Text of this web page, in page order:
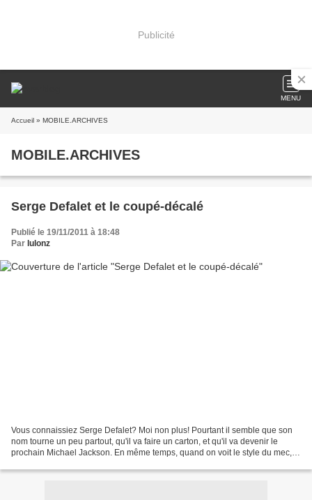
Publicité
MENU
Accueil » MOBILE.ARCHIVES
MOBILE.ARCHIVES
Serge Defalet et le coupé-décalé
Publié le 19/11/2011 à 18:48
Par lulonz
Vous connaissiez Serge Defalet? Moi non plus! Pourtant il semble que son
nom tourne un peu partout, qu'il va faire un carton, et qu'il va devenir le
prochain Michael Jackson. En même temps, quand on voit le style du mec,